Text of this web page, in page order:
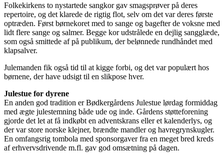
Folkekirkens to nystartede sangkor gav smagsprøver på deres
repertoire, og det klarede de rigtig flot, selv om det var deres første
optræden. Først børnekoret med to sange og bagefter de voksne med
lidt flere sange og salmer. Begge kor udstrålede en dejlig sangglæde,
som også smittede af på publikum, der belønnede rundhåndet med
klapsalver.
Julemanden fik også tid til at kigge forbi, og det var populært hos
børnene, der have udsigt til en slikpose hver.
Julestue for dyrene
En anden god tradition er Bødkergårdens Julestue lørdag formiddag
med ægte julestemning både ude og inde. Gårdens støtteforening
gjorde det let at få indkøbt en adventskrans eller et kalenderlys, og
der var store norske klejner, brændte mandler og havregrynskugler.
En omfangsrig tombola med sponsorgaver fra en meget bred kreds
af erhvervsdrivende m.fl. gav god omsætning på dagen.